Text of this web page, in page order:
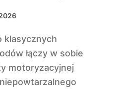
łączy w sobie
motoryzacyjnej